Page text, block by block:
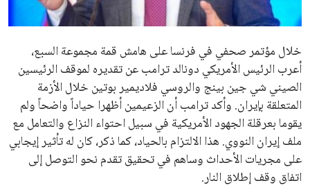
حوادث
محافظات
خلال مؤتمر صحفي في فرنسا على هامش قمة مجموعة السبع،
أعرب الرئيس الأمريكي دونالد ترامب عن تقديره لموقف الرئيسين
الصيني شي جين بينج والروسي فلاديمير بوتين خلال الأزمة
المتعلقة بإيران. وأكد ترامب أن الزعيمين أظهرا حياداً واضحاً ولم
يقوما بعرقلة الجهود الأمريكية في سبيل احتواء النزاع والتعامل مع
ملف إيران النووي. هذا الالتزام بالحياد، كما ذكر، كان له تأثير إيجابي
على مجريات الأحداث وساهم في تحقيق تقدم نحو التوصل إلى
اتفاق وقف إطلاق النار.